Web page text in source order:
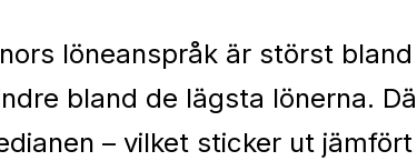
löneanspråk är störst
bland de lägsta lönerna.
– vilket sticker ut